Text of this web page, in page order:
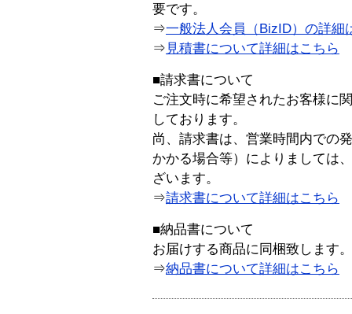
要です。
⇒一般法人会員（BizID）の詳細
⇒ 見積書について詳細はこちら
■請求書について
ご注文時に希望されたお客様に
しております。
尚、請求書は、営業時間内での
かかる場合等）によりましては
ざいます。
⇒請求書について詳細はこちら
■納品書について
お届けする商品に同梱致します。
⇒納品書について詳細はこちら